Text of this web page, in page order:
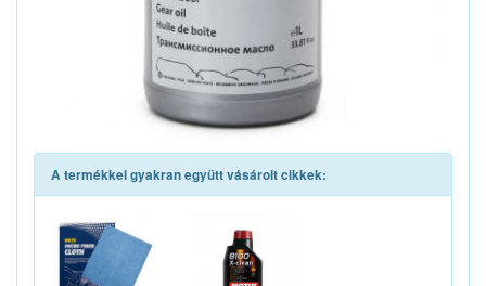
A termékkel gyakran együtt vásárolt cikkek: